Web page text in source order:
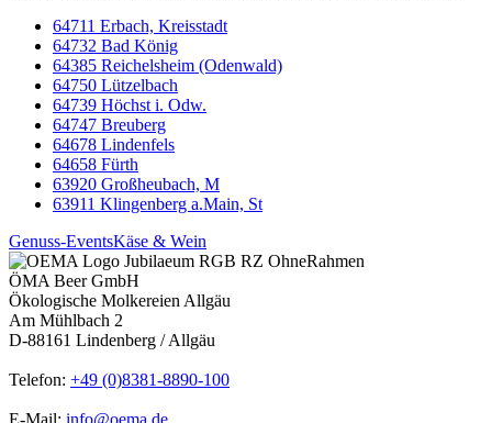
64711 Erbach, Kreisstadt
64732 Bad König
64385 Reichelsheim (Odenwald)
64750 Lützelbach
64739 Höchst i. Odw.
64747 Breuberg
64678 Lindenfels
64658 Fürth
63920 Großheubach, M
63911 Klingenberg a.Main, St
Genuss-EventsKäse & Wein
ÖMA Beer GmbH
Ökologische Molkereien Allgäu
Am Mühlbach 2
D-88161 Lindenberg / Allgäu
Telefon: +49 (0)8381-8890-100